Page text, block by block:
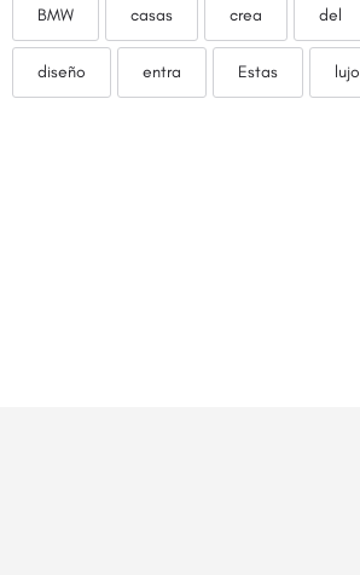
BMW casas crea del
diseño entra Estas lujo